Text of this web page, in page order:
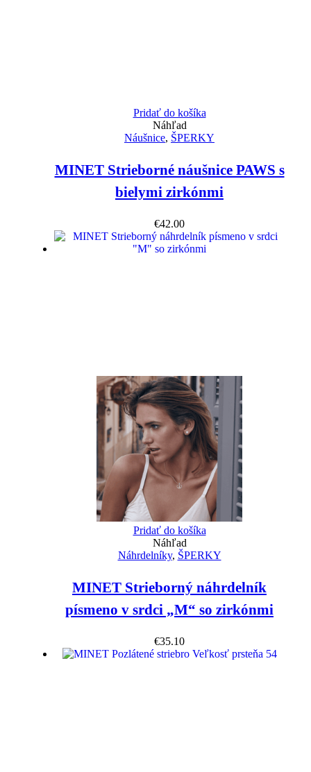
Pridať do košíka
Náhľad
Náušnice, ŠPERKY
MINET Strieborné náušnice PAWS s
bielymi zirkónmi
€42.00
Pridať do košíka
Náhľad
Náhrdelníky, ŠPERKY
MINET Strieborný náhrdelník
písmeno v srdci „M“ so zirkónmi
€35.10